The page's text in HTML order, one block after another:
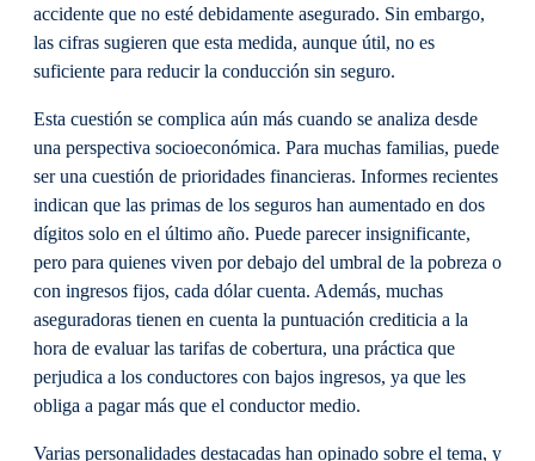
accidente que no esté debidamente asegurado. Sin embargo,
las cifras sugieren que esta medida, aunque útil, no es
suficiente para reducir la conducción sin seguro.
Esta cuestión se complica aún más cuando se analiza desde
una perspectiva socioeconómica. Para muchas familias, puede
ser una cuestión de prioridades financieras. Informes recientes
indican que las primas de los seguros han aumentado en dos
dígitos solo en el último año. Puede parecer insignificante,
pero para quienes viven por debajo del umbral de la pobreza o
con ingresos fijos, cada dólar cuenta. Además, muchas
aseguradoras tienen en cuenta la puntuación crediticia a la
hora de evaluar las tarifas de cobertura, una práctica que
perjudica a los conductores con bajos ingresos, ya que les
obliga a pagar más que el conductor medio.
Varias personalidades destacadas han opinado sobre el tema, y